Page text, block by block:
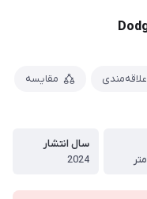
علاقه‌مندی مقایسه
سال انتشار
2024